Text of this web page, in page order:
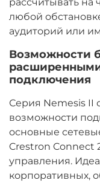
любой
аудиторий или
Возможности
подключения
Серия Nemesis II
возможности
основные
Crestron Connect
управления.
корпоративных,